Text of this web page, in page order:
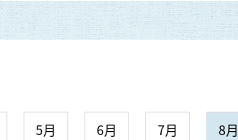
5月 6月 7月 8月